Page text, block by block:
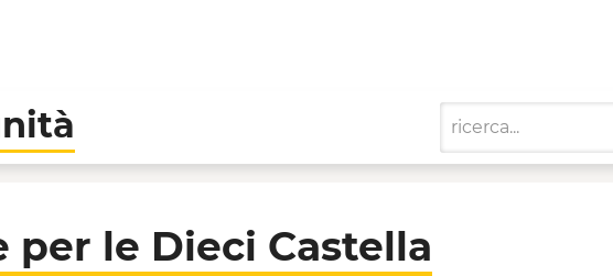
- Cooperative di
per le Dieci Castella